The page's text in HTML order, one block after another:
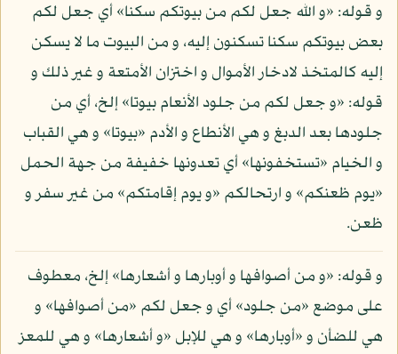
و قوله: «و الله جعل لكم من بيوتكم سكنا» أي جعل لكم
بعض بيوتكم سكنا تسكنون إليه، و من البيوت ما لا يسكن
إليه كالمتخذ لادخار الأموال و اختزان الأمتعة و غير ذلك و
قوله: «و جعل لكم من جلود الأنعام بيوتا» إلخ، أي من
جلودها بعد الدبغ و هي الأنطاع و الأدم «بيوتا» و هي القباب
و الخيام «تستخفونها» أي تعدونها خفيفة من جهة الحمل
«يوم ظعنكم» و ارتحالكم «و يوم إقامتكم» من غير سفر و
ظعن.
و قوله: «و من أصوافها و أوبارها و أشعارها» إلخ، معطوف
على موضع «من جلود» أي و جعل لكم «من أصوافها» و
هي للضأن و «أوبارها» و هي للإبل «و أشعارها» و هي للمعز